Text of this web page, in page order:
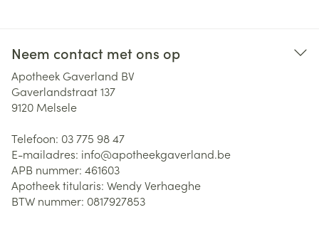
Neem contact met ons op
Apotheek Gaverland BV
Gaverlandstraat 137
9120 Melsele
Telefoon: 03 775 98 47
E-mailadres: info@apotheekgaverland.be
APB nummer: 461603
Apotheek titularis: Wendy Verhaeghe
BTW nummer: 0817927853